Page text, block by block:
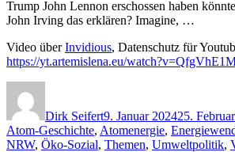
Trump John Lennon erschossen haben
John Irving das erklären? Imagine, …
Video überInvidious, Datenschutz für
https://yt.artemislena.eu/
Dirk Seifert9. Januar 202425.
Atom-Geschichte, Atomenergie,
NRW, Öko-Sozial, Themen, Umweltpolitik,